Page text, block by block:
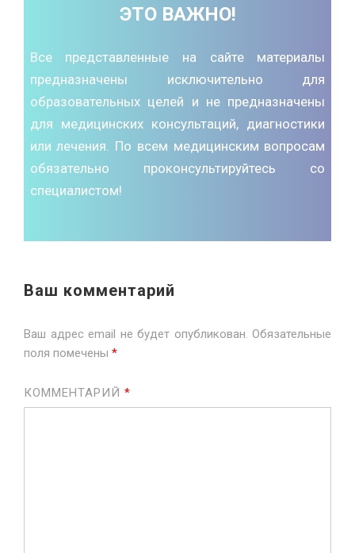
ЭТО ВАЖНО!
Все представленные на сайте материалы
предназначены исключительно для
образовательных целей и не предназначены
для медицинских консультаций, диагностики
или лечения. По всем медицинским вопросам
обязательно проконсультируйтесь со
специалистом!
Ваш комментарий
Ваш адрес email не будет опубликован. Обязательные
поля помечены *
КОММЕНТАРИЙ *